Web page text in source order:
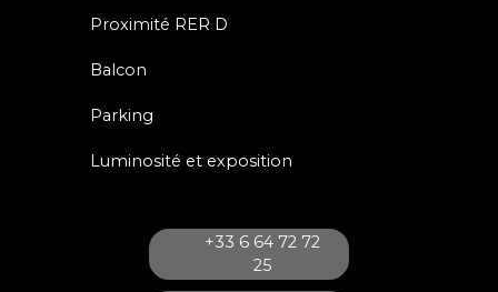
Proximité RER D
Balcon
Parking
Luminosité et exposition
+33 6 64 72 72
25